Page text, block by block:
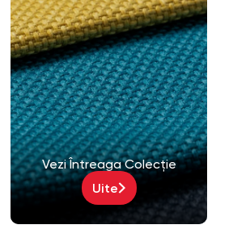
Vezi Întreaga Colecție
Uite